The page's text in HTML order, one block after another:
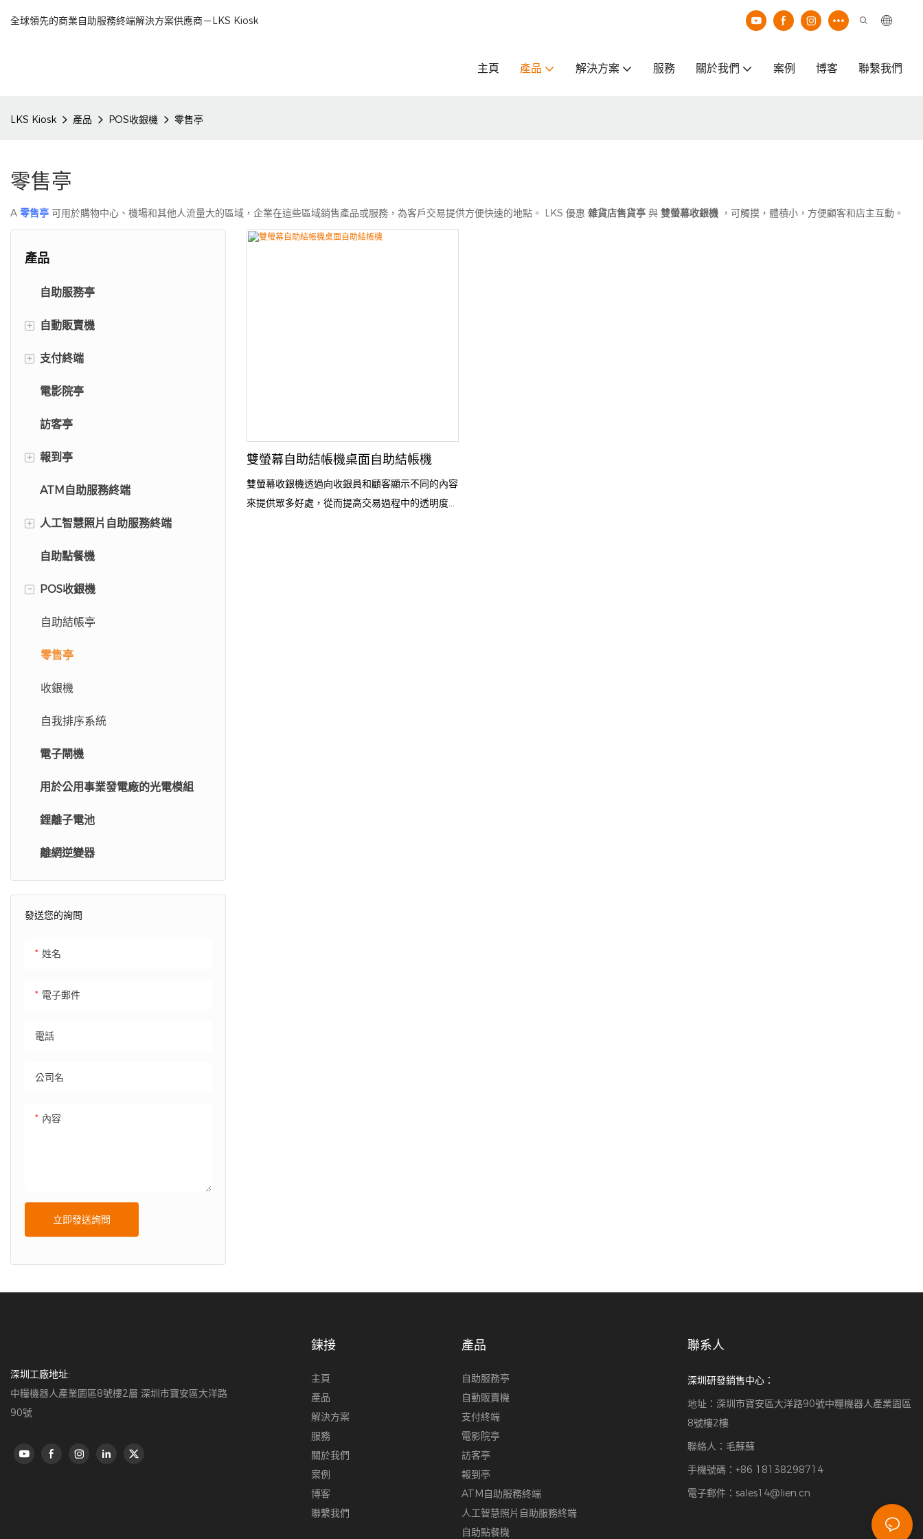
全球領先的商業自助服務終端解決方案供應商－LKS Kiosk
主頁 產品 解決方案 服務 關於我們 案例 博客 聯繫我們
LKS Kiosk 產品 POS收銀機 零售亭
零售亭
A 零售亭 可用於購物中心、機場和其他人流量大的區域，企業在這些區域銷售產品或服務，為客戶交易提供方便快速的地點。 LKS 優惠 雜貨店售貨亭 與 雙螢幕收銀機 ，可觸摸，體積小，方便顧客和店主互動。
產品
自助服務亭
+ 自動販賣機
手機殼自動販賣機
螢幕保護貼自動販賣機
+ 支付終端
停車繳費亭
電影院亭
訪客亭
+ 報到亭
飯店自助入住亭
病人登記亭
機場自助報到亭
ATM自助服務終端
+ 人工智慧照片自助服務終端
人工智慧照片自助服務終端
照相亭
自助點餐機
- POS收銀機
自助結帳亭
零售亭
收銀機
自我排序系統
電子閘機
用於公用事業發電廠的光電模組
鋰離子電池
離網逆變器
發送您的詢問
姓名
電子郵件
電話
公司名
內容
立即發送詢問
雙螢幕自助結帳機桌面自助結帳機
雙螢幕收銀機透過向收銀員和顧客顯示不同的內容
來提供眾多好處，從而提高交易過程中的透明度和
深圳工廠地址:
中糧機器人產業園區8號樓2層 深圳市寶安區大洋路
90號
鍊接
主頁
產品
解決方案
服務
關於我們
案例
博客
聯繫我們
產品
自助服務亭
自動販賣機
支付終端
電影院亭
訪客亭
報到亭
ATM自助服務終端
人工智慧照片自助服務終端
自助點餐機
聯系人
深圳研發銷售中心：
地址：深圳市寶安區大洋路90號中糧機器人產業園區
8號樓2樓
聯絡人：毛蘇蘇
手機號碼：+86 18138298714
電子郵件： sales14@lien.cn